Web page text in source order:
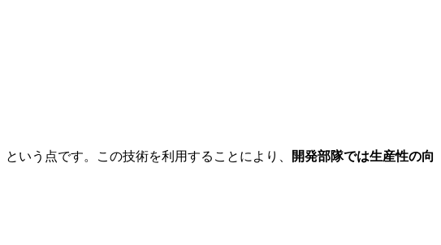
という点です。この技術を利用することにより、
開発部隊では生産性の向